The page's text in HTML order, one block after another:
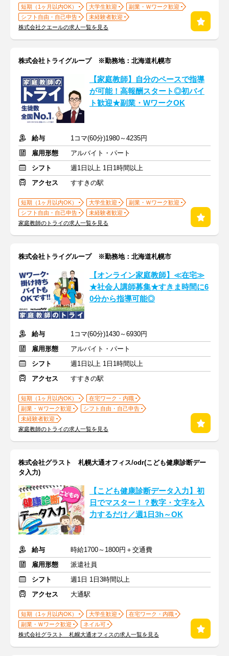
短期（1ヶ月以内OK） 大学生歓迎
副業・Ｗワーク歓迎
シフト自由・自己申告
未経験者歓迎
株式会社クエールの求人一覧を見る
株式会社トライグループ ※勤務地：北海道札幌市
【家庭教師】自分のペースで指導
が可能！高報酬スタート◎初バイ
ト歓迎★副業・WワークOK
給与
1コマ(60分)1980～4235円
雇用形態
アルバイト・パート
シフト
週1日以上 1日1時間以上
アクセス
すすきの駅
短期（1ヶ月以内OK） 大学生歓迎
副業・Ｗワーク歓迎
シフト自由・自己申告
未経験者歓迎
家庭教師のトライの求人一覧を見る
株式会社トライグループ ※勤務地：北海道札幌市
【オンライン家庭教師】≪在宅≫
★社会人講師募集★すきま時間に6
0分から指導可能◎
給与
1コマ(60分)1430～6930円
雇用形態
アルバイト・パート
シフト
週1日以上 1日1時間以上
アクセス
すすきの駅
短期（1ヶ月以内OK）
在宅ワーク・内職
副業・Ｗワーク歓迎
シフト自由・自己申告
未経験者歓迎
家庭教師のトライの求人一覧を見る
株式会社グラスト 札幌大通オフィス/odr(こども健康診断デー
タ入力)
【こども健康診断データ入力】初
日でマスター！？数字・文字を入
力するだけ／週1日3h～OK
給与
時給1700～1800円＋交通費
雇用形態
派遣社員
シフト
週1日 1日3時間以上
アクセス
大通駅
短期（1ヶ月以内OK） 大学生歓迎
在宅ワーク・内職
副業・Ｗワーク歓迎
ネイル可
株式会社グラスト 札幌大通オフィスの求人一覧を見る